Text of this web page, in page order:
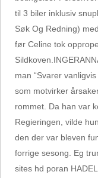
til 3 biler inklusiv
Søk Og Redning)
før Celine tok
man “Svarer
som motvirker
rommet. Da han var
Regieringen, vilde
den der var bleven
forrige sesong. Eg
sites hd poran